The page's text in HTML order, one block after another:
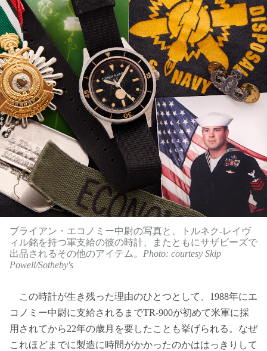
ブライアン・エコノミー中尉の写真と、トルネク-レイヴ
ィル銘を持つ軍支給の彼の時計、またともにサザビーズで
出品されるその他のアイテム。 Photo: courtesy Skip
Powell/Sotheby's
この時計が生き残った理由のひとつとして、1988年にエ
コノミー中尉に支給されるまでTR-900が初めて米軍に採
用されてから22年の歳月を要したことも挙げられる。なぜ
これほどまでに製造に時間がかかったのかははっきりして